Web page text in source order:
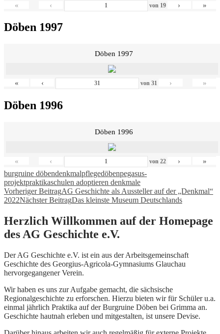
« ‹ von 19 › »
Döben 1997
Döben 1997
« ‹ von31 › »
Döben 1996
Döben 1996
« ‹ von 22 › »
burgruine döbendenkmalpflegedöbenpegasus-
projektpraktikaschulen adoptieren denkmale
Beitragsnavigation
Vorheriger BeitragAG Geschichte als Aussteller auf der „Denkmal“
2022Nächster BeitragDas kleinste Museum Deutschlands
Herzlich Willkommen auf der Homepage
des AG Geschichte e.V.
Der AG Geschichte e.V. ist ein aus der Arbeitsgemeinschaft
Geschichte des Georgius-Agricola-Gymnasiums Glauchau
hervorgegangener Verein.
Wir haben es uns zur Aufgabe gemacht, die sächsische
Regionalgeschichte zu erforschen. Hierzu bieten wir für Schüler u.a.
einmal jährlich Praktika auf der Burgruine Döben bei Grimma an.
Geschichte hautnah erleben und mitgestalten, ist unsere Devise.